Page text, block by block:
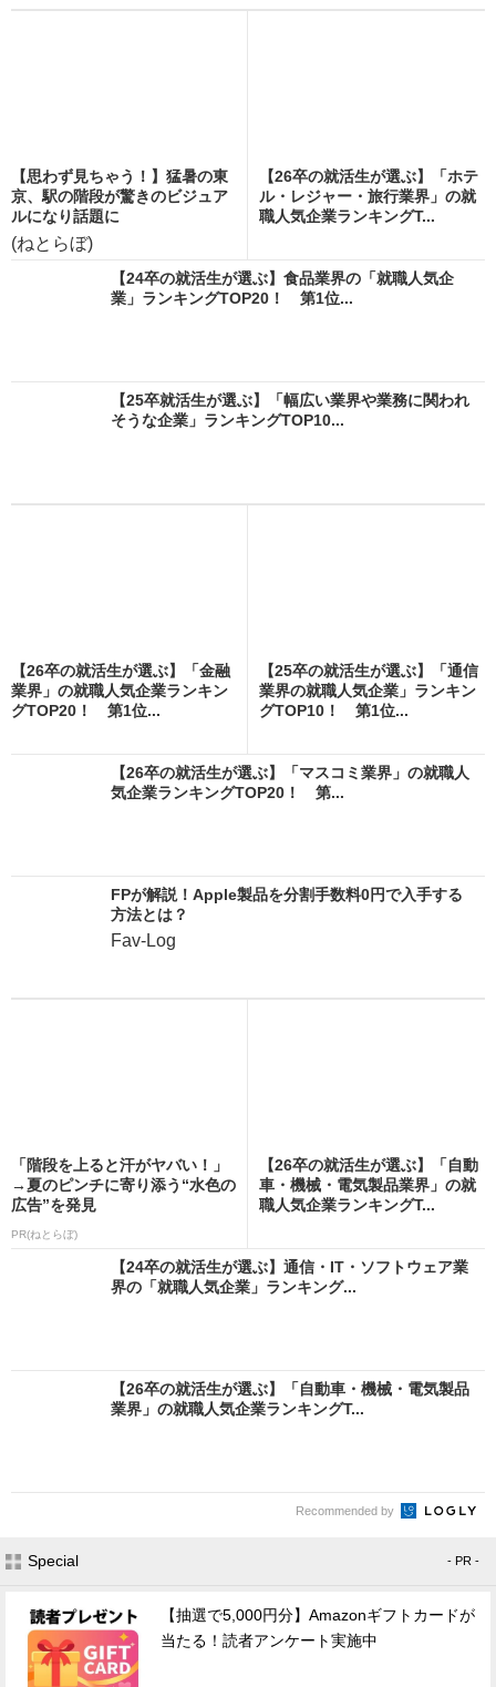
【思わず見ちゃう！】猛暑の東
京、駅の階段が驚きのビジュア
ルになり話題に
(ねとらぼ)
【26卒の就活生が選ぶ】「ホテ
ル・レジャー・旅行業界」の就
職人気企業ランキングT...
【24卒の就活生が選ぶ】食品業界の「就職人気企
業」ランキングTOP20！ 第1位...
【25卒就活生が選ぶ】「幅広い業界や業務に関われ
そうな企業」ランキングTOP10...
【26卒の就活生が選ぶ】「金融
業界」の就職人気企業ランキン
グTOP20！ 第1位...
【25卒の就活生が選ぶ】「通信
業界の就職人気企業」ランキン
グTOP10！ 第1位...
【26卒の就活生が選ぶ】「マスコミ業界」の就職人
気企業ランキングTOP20！ 第...
FPが解説！Apple製品を分割手数料0円で入手する
方法とは？
Fav-Log
「階段を上ると汗がヤバい！」
→夏のピンチに寄り添う“水色の
広告”を発見
PR(ねとらぼ)
【26卒の就活生が選ぶ】「自動
車・機械・電気製品業界」の就
職人気企業ランキングT...
【24卒の就活生が選ぶ】通信・IT・ソフトウェア業
界の「就職人気企業」ランキング...
【26卒の就活生が選ぶ】「自動車・機械・電気製品
業界」の就職人気企業ランキングT...
Recommended by
Special - PR -
【抽選で5,000円分】Amazonギフトカードが
当たる！読者アンケート実施中